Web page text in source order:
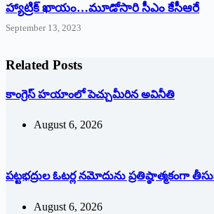
హ్యాట్రిక్‌ ‌ఖాయం…మూడోసారి సీఎం కేసీఆరే
September 13, 2023
Related Posts
కాంగ్రెస్ హయాంలో పెచ్చుమీరిన అవినీతి
August 6, 2026
పట్టభద్రుల ఓటర్ల నమోదును ప్రతిష్ఠాత్మకంగా
August 6, 2026